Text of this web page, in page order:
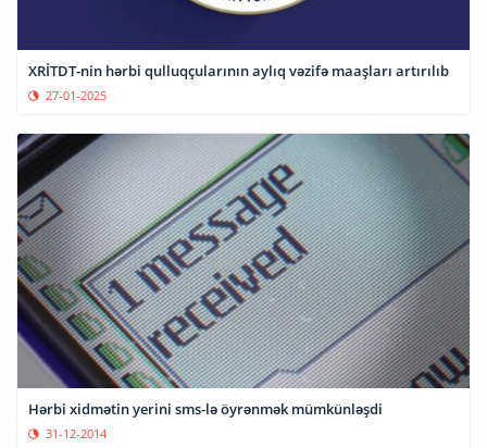
XRİTDT-nin hərbi qulluqçularının aylıq vəzifə maaşları artırılıb
27-01-2025
Hərbi xidmətin yerini sms-lə öyrənmək mümkünləşdi
31-12-2014